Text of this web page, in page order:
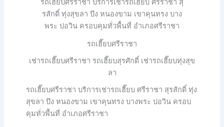
รถเฮี๊ยบศรีราชา บริการเช่ารถเฮี๊ยบ ศรีราชา สุ
รสักดิ์ ทุ่งสุขลา บึง หนองขาม เขาคุนทรง บาง
พระ บ่อวิน ครอบคุมทั่วพื้นที่ อำเภอศรีราชา
รถเฮี๊ยบศรีราชา
เช่ารถเฮี๊ยบศรีราชา รถเฮี๊ยบสุรศักดิ์ เช่ารถเฮี๊ยบทุ่งสุข
ลา
รถเฮี๊ยบศรีราชา บริการเช่ารถเฮี๊ยบ ศรีราชา สุรสักดิ์ ทุ่ง
สุขลา บึง หนองขาม เขาคุนทรง บางพระ บ่อวิน ครอบ
คุมทั่วพื้นที่ อำเภอศรีราชา